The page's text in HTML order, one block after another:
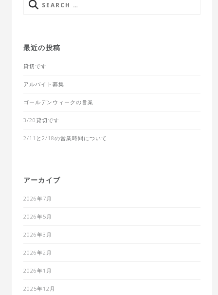
Search
最近の投稿
貸切です
アルバイト募集
ゴールデンウィークの営業
3/20貸切です
2/11と2/18の営業時間について
アーカイブ
2026年7月
2026年5月
2026年3月
2026年2月
2026年1月
2025年12月